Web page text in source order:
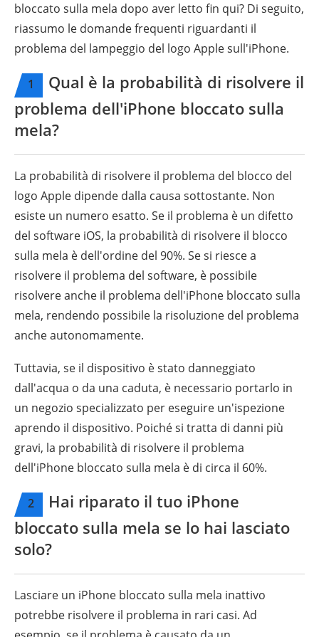
bloccato sulla mela dopo aver letto fin qui? Di seguito,
riassumo le domande frequenti riguardanti il
problema del lampeggio del logo Apple sull'iPhone.
1
Qual è la probabilità di risolvere il
problema dell'iPhone bloccato sulla
mela?
La probabilità di risolvere il problema del blocco del
logo Apple dipende dalla causa sottostante. Non
esiste un numero esatto. Se il problema è un difetto
del software iOS, la probabilità di risolvere il blocco
sulla mela è dell'ordine del 90%. Se si riesce a
risolvere il problema del software, è possibile
risolvere anche il problema dell'iPhone bloccato sulla
mela, rendendo possibile la risoluzione del problema
anche autonomamente.
Tuttavia, se il dispositivo è stato danneggiato
dall'acqua o da una caduta, è necessario portarlo in
un negozio specializzato per eseguire un'ispezione
aprendo il dispositivo. Poiché si tratta di danni più
gravi, la probabilità di risolvere il problema
dell'iPhone bloccato sulla mela è di circa il 60%.
2
Hai riparato il tuo iPhone
bloccato sulla mela se lo hai lasciato
solo?
Lasciare un iPhone bloccato sulla mela inattivo
potrebbe risolvere il problema in rari casi. Ad